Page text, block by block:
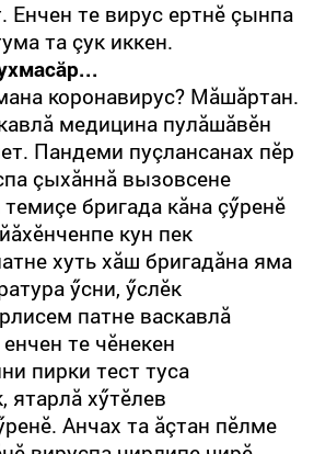
Енчен те вирус ертнӗ çынпа
та çук иккен.
коронавирус? Мăшăртан.
медицина пулăшăвӗн
Пандеми пуçлансанах пӗр
çыхăннă вызовсене
бригада кăна çӳренӗ
кун пек
хуть хăш бригадăна яма
ӳсни, ӳслӗк
патне васкавлă
те чӗнекен
пирки тест туса
ятарлă хӳтӗлев
Анчах та ăçтан пӗлме